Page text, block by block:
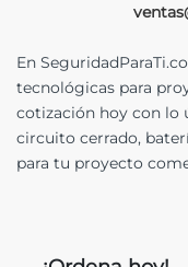
En
tecnológicas para
cotización hoy con lo
circuito cerrado,
para tu proyecto